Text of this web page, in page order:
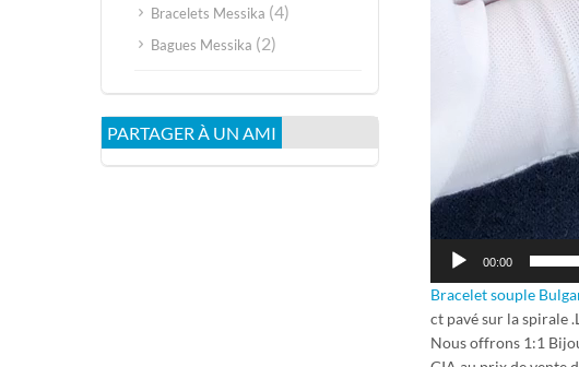
00:00
Bracelet souple
ct pavé sur la spirale
Nous offrons 1:1
Bracelets Messika (4)
Bagues Messika (2)
PARTAGER À UN AMI